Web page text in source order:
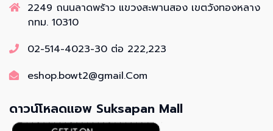
2249 ถนนลาดพร้าว แขวงสะพานสอง เขตวังทองหลาง
กทม. 10310
02-514-4023-30 ต่อ 222,223
eshop.bowt2@gmail.Com
ดาวน์โหลดแอพ Suksapan Mall